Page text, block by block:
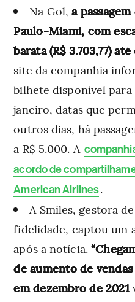
Na Gol,a
Paulo-Miami, com
barata (R$ 3.703,77)
site da companhia
bilhete disponível para
janeiro, datas que
outros dias, há
a R$ 5.000. A
acordo de
American Airlines.
A Smiles, gestora
fidelidade, captou um
após a notícia.
de aumento de
em dezembro de 2021